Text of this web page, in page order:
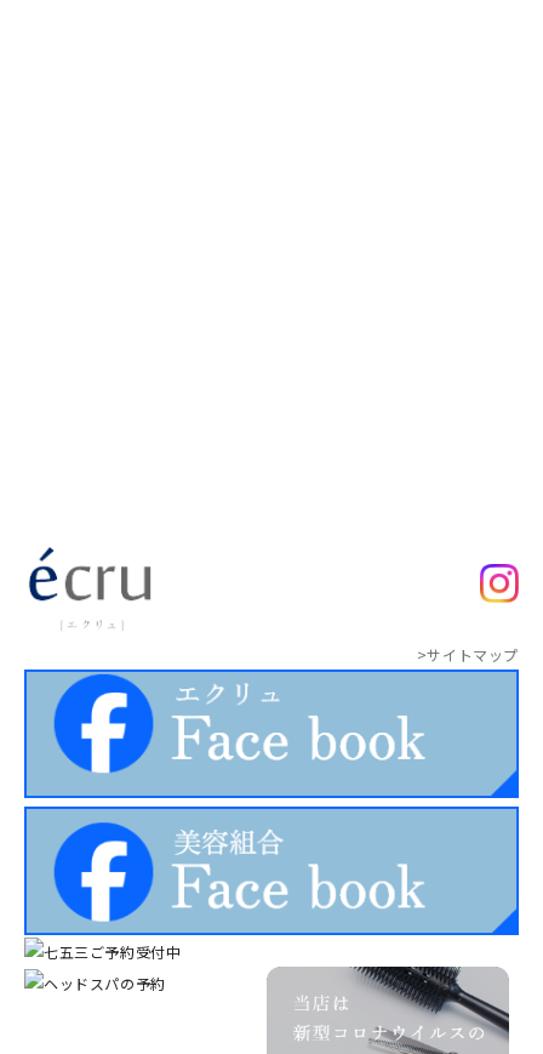
>サイトマップ